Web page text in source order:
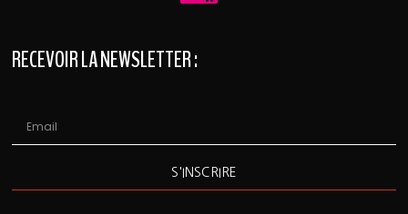
RECEVOIR LA NEWSLETTER :
S'INSCRIRE